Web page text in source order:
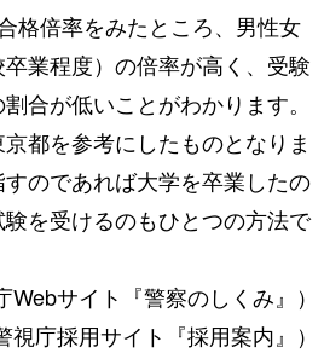
格倍率をみたところ、男性女
業程度）の倍率が高く、受験
合が低いことがわかります。
都を参考にしたものとなりま
のであれば大学を卒業したの
を受けるのもひとつの方法で
Webサイト『警察のしくみ 』 ）
視庁採用サイト『採用案内 』）